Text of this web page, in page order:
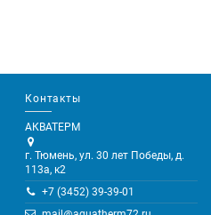
Контакты
АКВАТЕРМ
г. Тюмень, ул. 30 лет Победы, д.
113а, к2
+7 (3452) 39-39-01